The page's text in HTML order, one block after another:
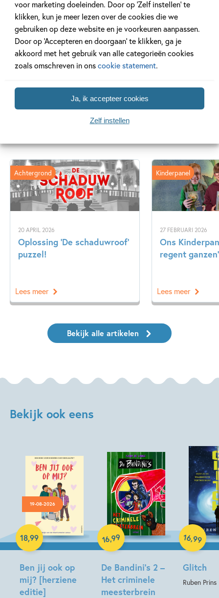
voor marketing doeleinden. Door op ‘Zelf instellen’ te
klikken, kun je meer lezen over de cookies die we
gebruiken op deze website en je voorkeuren aanpassen.
Door op ‘Accepteren en doorgaan’ te klikken, ga je
akkoord met het gebruik van alle categorieën cookies
zoals omschreven in onscookie statement.
Ja, ik accepteer cookies
Zelf instellen
'Een boek zoals je nog nooit las. Zo
fijnzinnig. Zo liefdevol.' – Edward van de
Vendel
20 APRIL 2026
Oplossing ‘De schaduwroof’
puzzel!
Achtergrond
Lees meer
27 FEBRUARI 2026
Ons
regent ganzen’
Kinderpanel
Lees meer
Bekijk alle artikelen
Bekijk ook eens
19-08-2026
Ben jij ook op
mij? [herziene
editie]
18,99
Hardcover
De Bandini’s 2 –
Het criminele
meesterbrein
16,99
Hardcover
Glitch
Ruben Prins
16,99
Paperback